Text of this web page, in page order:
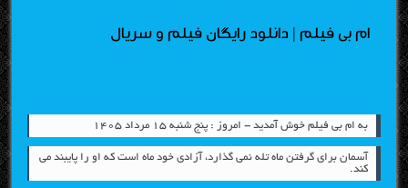
ام بی فیلم | دانلود رایگان فیلم و سریال
به ام بی فیلم خوش آمدید - امروز : پنج شنبه ۱۵ مرداد ۱۴۰۵
آسمان برای گرفتن ماه تله نمی گذارد، آزادی خود ماه است كه او را پایبند می
كند.